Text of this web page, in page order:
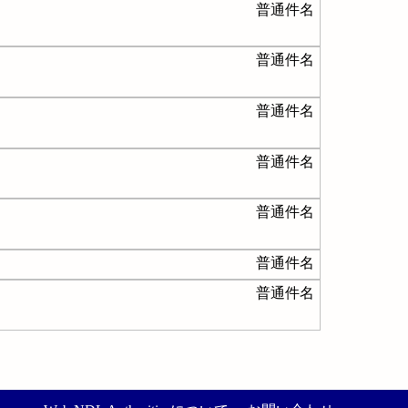
普通件名
普通件名
普通件名
普通件名
普通件名
普通件名
普通件名